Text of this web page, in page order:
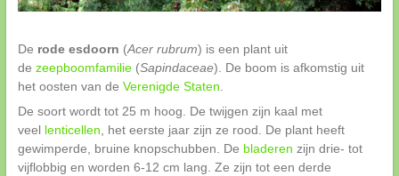
De rode esdoorn (Acer rubrum) is een plant uit
de zeepboomfamilie(Sapindaceae). De boom is afkomstig uit
het oosten van de Verenigde Staten.
De soort wordt tot 25 m hoog. De twijgen zijn kaal met
veel lenticellen, het eerste jaar zijn ze rood. De plant heeft
gewimperde, bruine knopschubben. De bladeren zijn drie- tot
vijflobbig en worden 6-12 cm lang. Ze zijn tot een derde